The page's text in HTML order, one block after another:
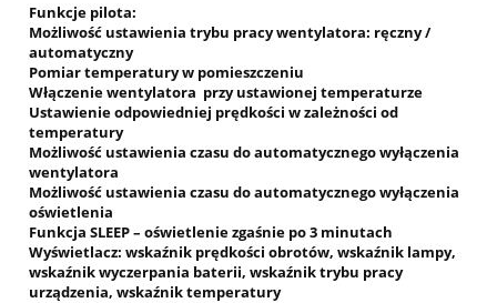
Funkcje pilota:
Możliwość ustawienia trybu pracy wentylatora: ręczny /
automatyczny
Pomiar temperatury w pomieszczeniu
Włączenie wentylatora przy ustawionej temperaturze
Ustawienie odpowiedniej prędkości w zależności od
temperatury
Możliwość ustawienia czasu do automatycznego wyłączenia
wentylatora
Możliwość ustawienia czasu do automatycznego wyłączenia
oświetlenia
Funkcja SLEEP – oświetlenie zgaśnie po 3 minutach
Wyświetlacz: wskaźnik prędkości obrotów, wskaźnik lampy,
wskaźnik wyczerpania baterii, wskaźnik trybu pracy
urządzenia, wskaźnik temperatury